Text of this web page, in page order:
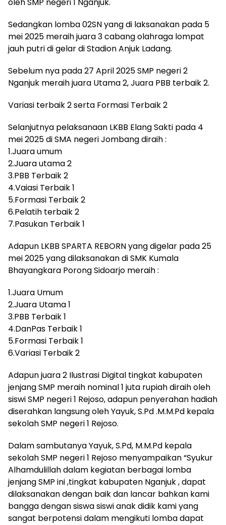
Sedangkan lomba 02SN yang di laksanakan pada 5
mei 2025 meraih juara 3 cabang olahraga lompat
jauh putri di gelar di Stadion Anjuk Ladang.
Sebelum nya pada 27 April 2025 SMP negeri 2
Nganjuk meraih juara Utama 2, Juara PBB terbaik 2.
Variasi terbaik 2 serta Formasi Terbaik 2
Selanjutnya pelaksanaan LKBB Elang Sakti pada 4
mei 2025 di SMA negeri Jombang diraih :
1.Juara umum
2.Juara utama 2
3.PBB Terbaik 2
4.Vaiasi Terbaik 1
5.Formasi Terbaik 2
6.Pelatih terbaik 2
7.Pasukan Terbaik 1
Adapun LKBB SPARTA REBORN yang digelar pada 25
mei 2025 yang dilaksanakan di SMK Kumala
Bhayangkara Porong Sidoarjo meraih :
1.Juara Umum
2.Juara Utama 1
3.PBB Terbaik 1
4.DanPas Terbaik 1
5.Formasi Terbaik 1
6.Variasi Terbaik 2
Adapun juara 2 Ilustrasi Digital tingkat kabupaten
jenjang SMP meraih nominal 1 juta rupiah diraih oleh
siswi SMP negeri 1 Rejoso, adapun penyerahan hadiah
diserahkan langsung oleh Yayuk, S.Pd .M.M.Pd kepala
sekolah SMP negeri 1 Rejoso.
Dalam sambutanya Yayuk, S.Pd, M.M.Pd kepala
sekolah SMP negeri 1 Rejoso menyampaikan “Syukur
Alhamdulillah dalam kegiatan berbagai lomba
jenjang SMP ini ,tingkat kabupaten Nganjuk , dapat
dilaksanakan dengan baik dan lancar bahkan kami
bangga dengan siswa siswi anak didik kami yang
sangat berpotensi dalam mengikuti lomba dapat